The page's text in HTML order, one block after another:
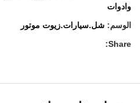
وادوات
الوسم: شل.سيارات.زيوت موتور
Share: